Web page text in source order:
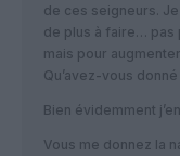
de ces seigneurs.
de plus à faire… pas
mais pour
Qu’avez-vous
Bien évidemment
Vous me donnez la